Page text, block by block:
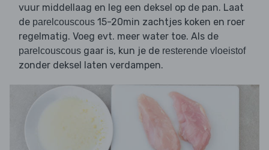
vuur middellaag en leg een deksel op de pan. Laat
de parelcouscous 15-20min zachtjes koken en roer
regelmatig. Voeg evt. meer water toe. Als de
parelcouscous gaar is, kun je de resterende vloeistof
zonder deksel laten verdampen.